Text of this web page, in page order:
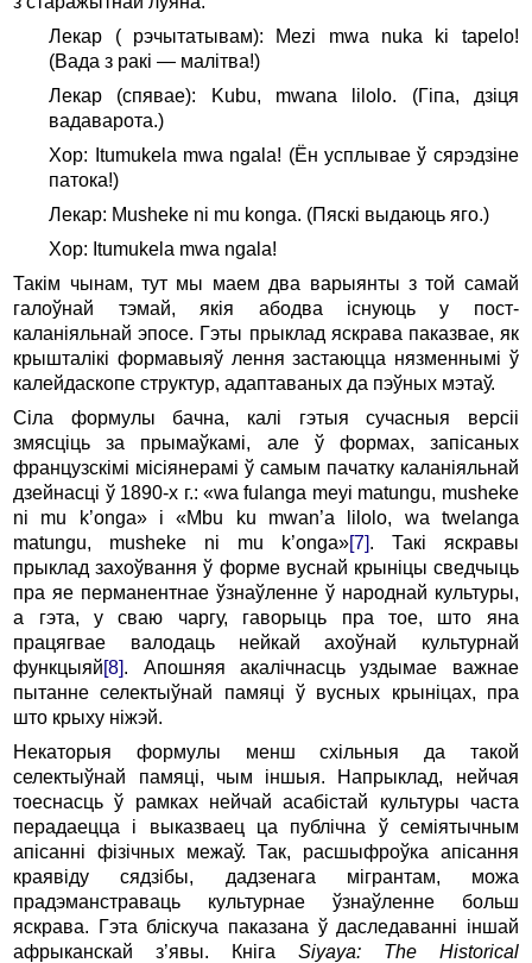
Лекар ( рэчытатывам): Mezi mwa nuka ki tapelo!
(Вада з ракі — малітва!)
Лекар (спявае): Kubu, mwana lilolo. (Гіпа, дзіця
вадаварота.)
Хор: Itumukela mwa ngala! (Ён усплывае ў сярэдзіне
патока!)
Лекар: Musheke ni mu konga. (Пяскі выдаюць яго.)
Хор: Itumukela mwa ngala!
Такім чынам, тут мы маем два варыянты з той самай
галоўнай тэмай, якія абодва існуюць у пост-
каланіяльнай эпосе. Гэты прыклад яскрава паказвае, як
крышталікі формавыяў лення застаюцца нязменнымі ў
калейдаскопе структур, адаптаваных да пэўных мэтаў.
Сіла формулы бачна, калі гэтыя сучасныя версіі
змясціць за прымаўкамі, але ў формах, запісаных
французскімі місіянерамі ў самым пачатку каланіяльнай
дзейнасці ў 1890-х г.: «wa fulanga meyi matungu, musheke
ni mu k’onga» i «Mbu ku mwan’a lilolo, wa twelanga
matungu, musheke ni mu k’onga»[7]. Такі яскравы
прыклад захоўвання ў форме вуснай крыніцы сведчыць
пра яе перманентнае ўзнаўленне ў народнай культуры,
а гэта, у сваю чаргу, гаворыць пра тое, што яна
працягвае валодаць нейкай ахоўнай культурнай
функцыяй[8]. Апошняя акалічнасць уздымае важнае
пытанне селектыўнай памяці ў вусных крыніцах, пра
што крыху ніжэй.
Некаторыя формулы менш схільныя да такой
селектыўнай памяці, чым іншыя. Напрыклад, нейчая
тоеснасць ў рамках нейчай асабістай культуры часта
перадаецца і выказваец ца публічна ў семіятычным
апісанні фізічных межаў. Так, расшыфроўка апісання
краявіду сядзібы, дадзенага мігрантам, можа
прадэманстраваць культурнае ўзнаўленне больш
яскрава. Гэта бліскуча паказана ў даследаванні іншай
афрыканскай з’явы. Кніга Siyaya: The Historical